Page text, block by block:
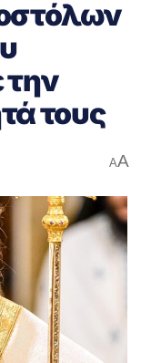
την
τους
AA